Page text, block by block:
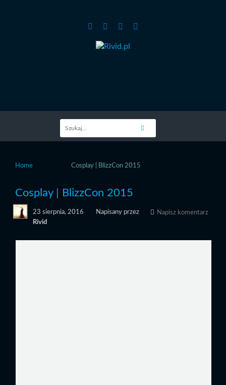
Home Cosplay | BlizzCon 2015
Cosplay | BlizzCon 2015
23 sierpnia, 2016 Napisz komentarz
Napisany przez
Rivid